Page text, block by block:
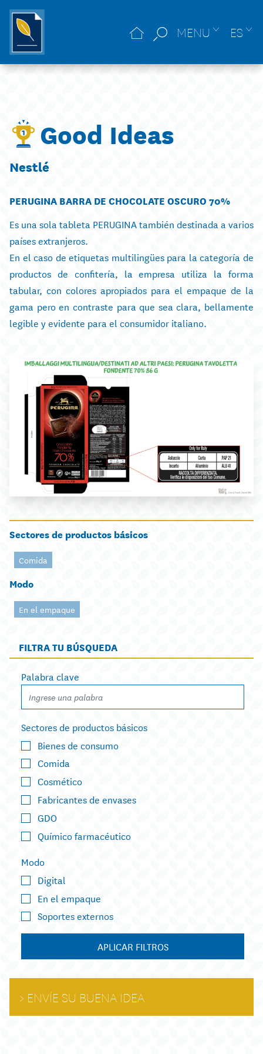
MENU ES
Good Ideas
Nestlé
PERUGINA BARRA DE CHOCOLATE OSCURO 70%
Es una sola tableta PERUGINA también destinada a varios
países extranjeros.
En el caso de etiquetas multilingües para la categoría de
productos de confitería, la empresa utiliza la forma
tabular, con colores apropiados para el empaque de la
gama pero en contraste para que sea clara, bellamente
legible y evidente para el consumidor italiano.
Sectores de productos básicos
Comida
Modo
En el empaque
FILTRA TU BÚSQUEDA
Palabra clave
Sectores de productos básicos
Bienes de consumo
Comida
Cosmético
Fabricantes de envases
GDO
Químico farmacéutico
Modo
Digital
En el empaque
Soportes externos
APLICAR FILTROS
ENVÍE SU BUENA IDEA